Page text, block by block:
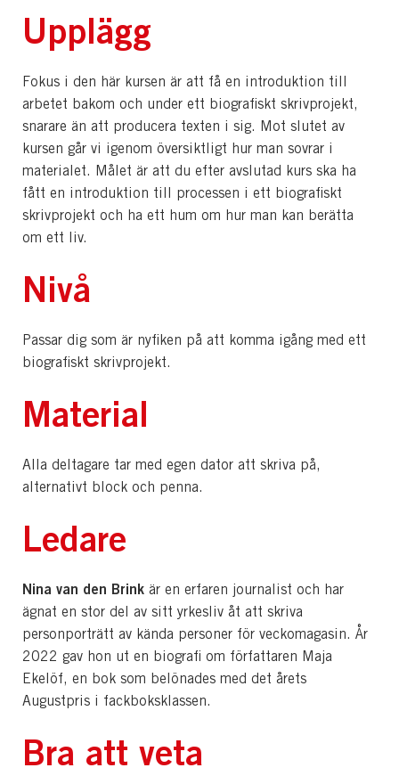
Upplägg
Fokus i den här kursen är att få en introduktion till
arbetet bakom och under ett biografiskt skrivprojekt,
snarare än att producera texten i sig. Mot slutet av
kursen går vi igenom översiktligt hur man sovrar i
materialet. Målet är att du efter avslutad kurs ska ha
fått en introduktion till processen i ett biografiskt
skrivprojekt och ha ett hum om hur man kan berätta
om ett liv.
Nivå
Passar dig som är nyfiken på att komma igång med ett
biografiskt skrivprojekt.
Material
Alla deltagare tar med egen dator att skriva på,
alternativt block och penna.
Ledare
Nina van den Brink är en erfaren journalist och har
ägnat en stor del av sitt yrkesliv åt att skriva
personporträtt av kända personer för veckomagasin. År
2022 gav hon ut en biografi om författaren Maja
Ekelöf, en bok som belönades med det årets
Augustpris i fackboksklassen.
Bra att veta